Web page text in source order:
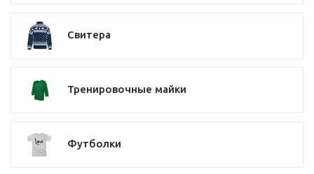
Свитера
Тренировочные майки
Футболки